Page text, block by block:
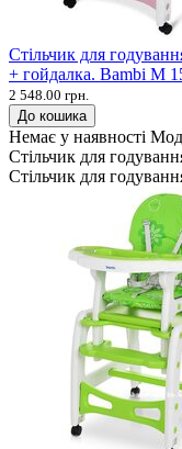
Стільчик для
+ гойдалка. Bambi M
2 548.00 грн.
До кошика
Немає у наявності
Стільчик для
Стільчик для